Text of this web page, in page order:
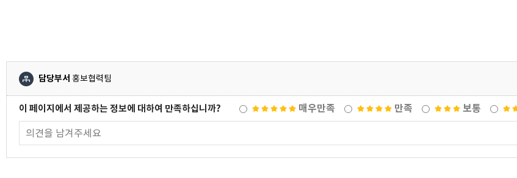
담당부서 홍보협력팀
이 페이지에서 제공하는 정보에 대하여 만족하십니까? 매우만족 만족 보통